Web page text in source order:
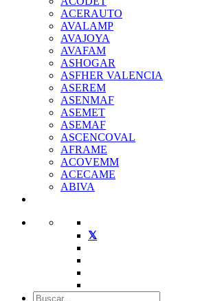
ACERAUTO
AVALAMP
AVAJOYA
AVAFAM
ASHOGAR
ASFHER VALENCIA
ASEREM
ASENMAF
ASEMET
ASEMAF
ASCENCOVAL
AFRAME
ACOVEMM
ACECAME
ABIVA